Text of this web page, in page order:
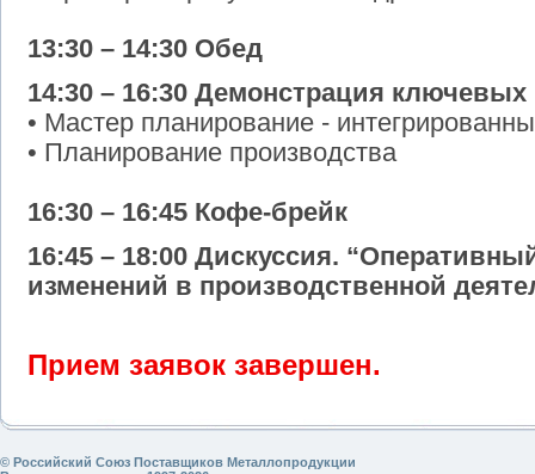
13:30 – 14:30 Обед
14:30 – 16:30 Демонстрация
• Мастер планирование -
• Планирование производства
16:30 – 16:45 Кофе-брейк
16:45 – 18:00 Дискуссия.
изменений в производственной
Прием заявок завершен.
© Российский Союз Поставщиков Металлопродукции